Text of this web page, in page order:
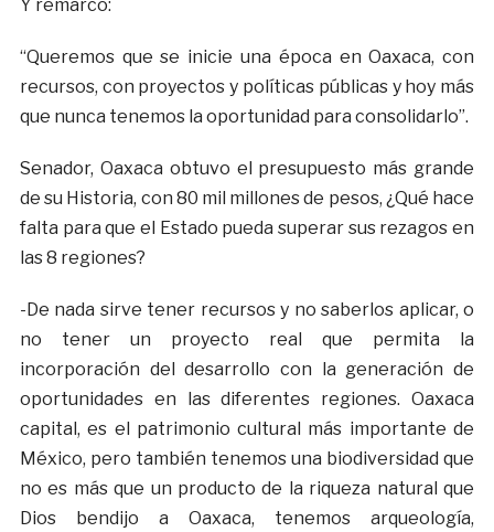
Y remarco:
“Queremos que se inicie una época en Oaxaca, con
recursos, con proyectos y políticas públicas y hoy más
que nunca tenemos la oportunidad para consolidarlo”.
Senador, Oaxaca obtuvo el presupuesto más grande
de su Historia, con 80 mil millones de pesos, ¿Qué hace
falta para que el Estado pueda superar sus rezagos en
las 8 regiones?
-De nada sirve tener recursos y no saberlos aplicar, o
no tener un proyecto real que permita la
incorporación del desarrollo con la generación de
oportunidades en las diferentes regiones. Oaxaca
capital, es el patrimonio cultural más importante de
México, pero también tenemos una biodiversidad que
no es más que un producto de la riqueza natural que
Dios bendijo a Oaxaca, tenemos arqueología,